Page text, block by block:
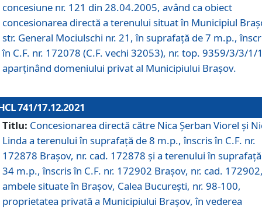
concesiune nr. 121 din 28.04.2005, având ca obiect
concesionarea directă a terenului situat în Municipiul
str. General Mociulschi nr. 21, în suprafață de 7 m.p.,
în C.F. nr. 172078 (C.F. vechi 32053), nr. top. 9359/3/3/1/
aparținând domeniului privat al Municipiului Brașov.
741/17.12.2021
Titlu: Concesionarea directă către Nica Șerban Viorel și
Linda a terenului în suprafață de 8 m.p., înscris în C.F. nr.
172878 Brașov, nr. cad. 172878 și a terenului în
34 m.p., înscris în C.F. nr. 172902 Brașov, nr. cad.
ambele situate în Brașov, Calea București, nr. 98-100,
proprietatea privată a Municipiului Brașov, în vederea